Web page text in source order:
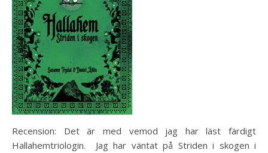
Recension: Det är med vemod jag har läst färdigt
Hallahemtriologin. Jag har väntat på Striden i skogen i